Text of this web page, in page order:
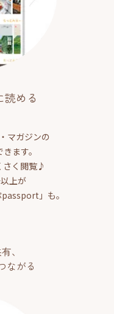
める
マガジンの
ます。
さく閲覧♪
上が
」も。
、
ながる